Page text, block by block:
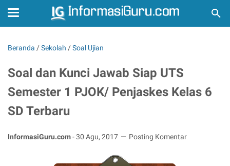
Beranda /Sekolah /Soal Ujian
Soal dan Kunci Jawab Siap UTS
Semester 1 PJOK/ Penjaskes Kelas 6
SD Terbaru
InformasiGuru.com-30 Agu, 2017 Posting Komentar